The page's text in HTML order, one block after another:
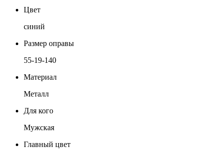
Цвет
синий
Размер оправы
55-19-140
Материал
Металл
Для кого
Мужская
Главный цвет